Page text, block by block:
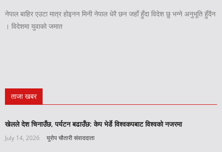
नेपाल बाहिर एउटा मात्र होइनन मिनी नेपाल धेरै छन जहाँ हुँदा विदेश छु भन्ने अनुभूति हुँदैन
। विदेशमा युवाको जमात
ताजा खबर
खेलले देश चिनाउँछ, पर्यटन बढाउँछ: केप भेर्डे विश्वकपबाट विश्वको नजरमा
July 14, 2026 युरोप चौतारी संवाददाता